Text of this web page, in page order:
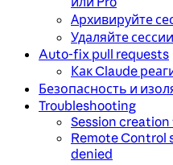
Архивируйте
Удаляйте сессии
Auto-fix pull requests
Как Claude
Безопасность и
Troubleshooting
Session creation
Remote Control
denied